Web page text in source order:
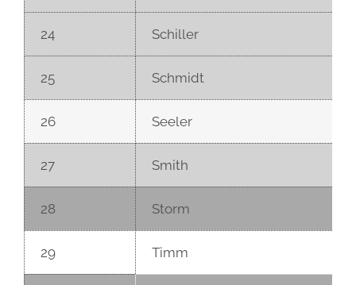
24 Schiller
25 Schmidt
26 Seeler
27 Smith
28 Storm
29 Timm